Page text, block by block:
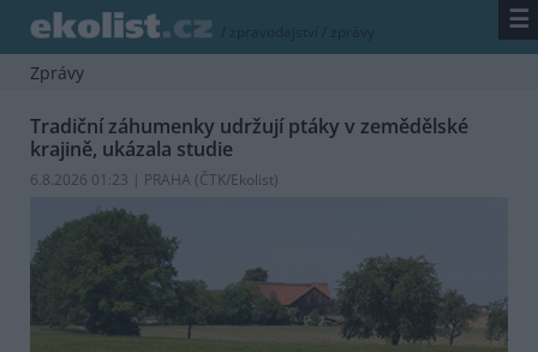
/ zpravodajství / zprávy ☰
Zprávy
Tradiční záhumenky udržují ptáky v zemědělské
krajině, ukázala studie
6.8.2026 01:23 | PRAHA (ČTK/Ekolist)